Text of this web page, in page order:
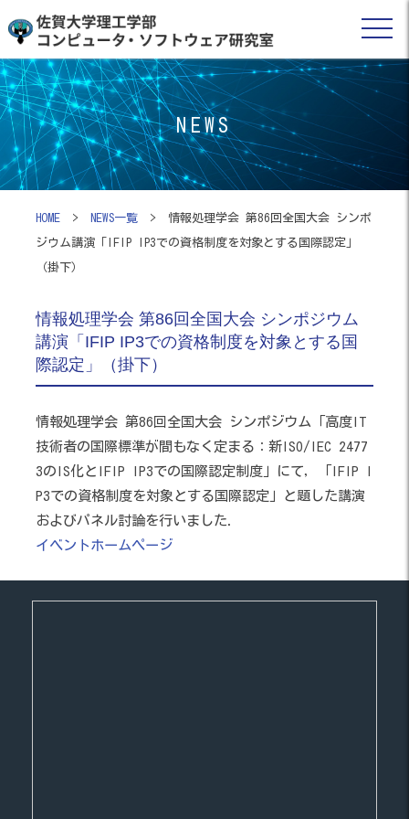
NEWS
HOME> NEWS一覧> 情報処理学会 第86回全国大会 シンポ
ジウム講演「IFIP IP3での資格制度を対象とする国際認定」
（掛下）
情報処理学会 第86回全国大会 シンポジウム
講演「IFIP IP3での資格制度を対象とする国
際認定」（掛下）
情報処理学会 第86回全国大会 シンポジウム「高度IT
技術者の国際標準が間もなく定まる：新ISO/IEC 2477
3のIS化とIFIP IP3での国際認定制度」にて，「IFIP I
P3での資格制度を対象とする国際認定」と題した講演
およびパネル討論を行いました．
イベントホームページ